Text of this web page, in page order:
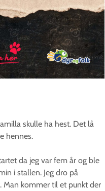
skulle ha hest. Det lå
hennes.
da jeg var fem år og ble
i stallen. Jeg dro på
Man kommer til et punkt der